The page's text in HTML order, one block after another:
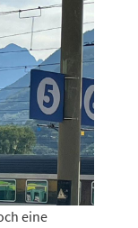
eine